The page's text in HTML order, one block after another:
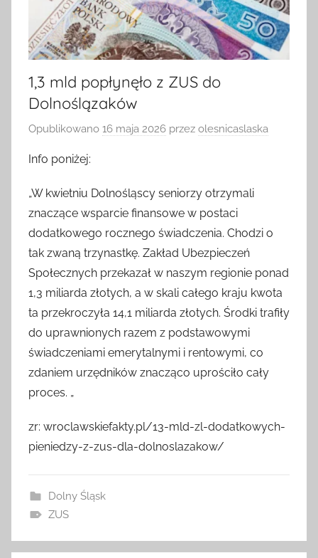
1,3 mld popłynęło z ZUS do
Dolnoślązaków
Opublikowano 16 maja 2026 przez olesnicaslaska
Info poniżej:
„W kwietniu Dolnośląscy seniorzy otrzymali
znaczące wsparcie finansowe w postaci
dodatkowego rocznego świadczenia. Chodzi o
tak zwaną trzynastkę. Zakład Ubezpieczeń
Społecznych przekazał w naszym regionie ponad
1,3 miliarda złotych, a w skali całego kraju kwota
ta przekroczyła 14,1 miliarda złotych. Środki trafiły
do uprawnionych razem z podstawowymi
świadczeniami emerytalnymi i rentowymi, co
zdaniem urzędników znacząco uprościło cały
proces. „
zr: wroclawskiefakty.pl/13-mld-zl-dodatkowych-
pieniedzy-z-zus-dla-dolnoslazakow/
Dolny Śląsk
ZUS